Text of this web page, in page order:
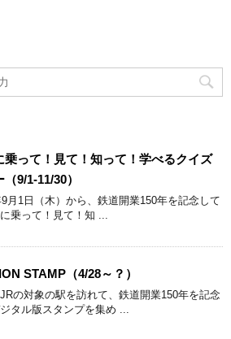
乗って！見て！知って！学べるクイズ
9/1-11/30）
月1日（木）から、鉄道開業150年を記念して
に乗って！見て！知 ...
STAMP（4/28～？）
の対象の駅を訪れて、鉄道開業150年を記念
タル版スタンプを集め ...